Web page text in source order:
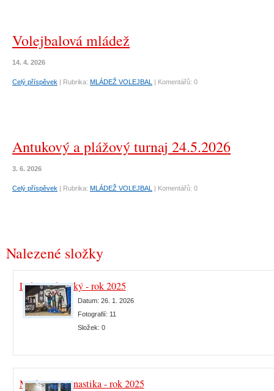
Volejbalová mládež
14. 4. 2026
Celý příspěvek | Rubrika: MLÁDEŽ VOLEJBAL | Komentářů: 0
Antukový a plážový turnaj 24.5.2026
3. 6. 2026
Celý příspěvek | Rubrika: MLÁDEŽ VOLEJBAL | Komentářů: 0
Nalezené složky
Lukáš Jirkovský - rok 2025
Datum: 26. 1. 2026
Fotografií: 11
Složek: 0
Moderní gymnastika - rok 2025